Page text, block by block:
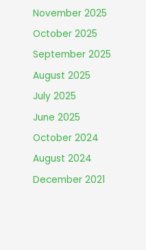
November 2025
October 2025
September 2025
August 2025
July 2025
June 2025
October 2024
August 2024
December 2021